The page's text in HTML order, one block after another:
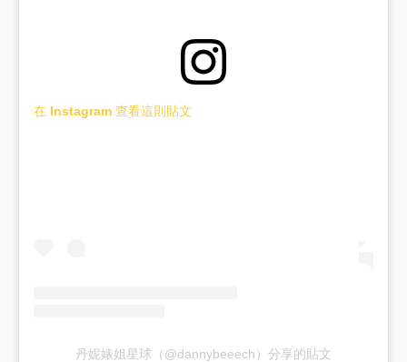
在 Instagram 查看這則貼文
丹妮婊姐星球（@dannybeeech）分享的貼文